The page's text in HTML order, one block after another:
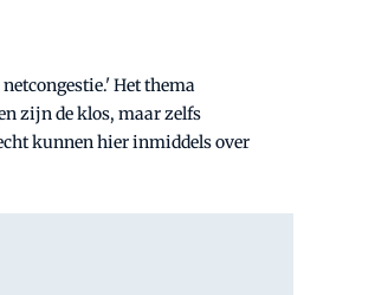
Het thema
zijn de klos, maar zelfs
kunnen hier inmiddels over